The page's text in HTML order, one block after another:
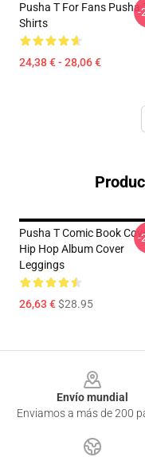
Pusha T For Fans Pusha
Shirts
24,38 € - 28,06 €
-
Pusha T Comic Book
Hip Hop Album Cover
Leggings
26,63 €$28.95
-
Envío mundial
Enviamos a más de 200